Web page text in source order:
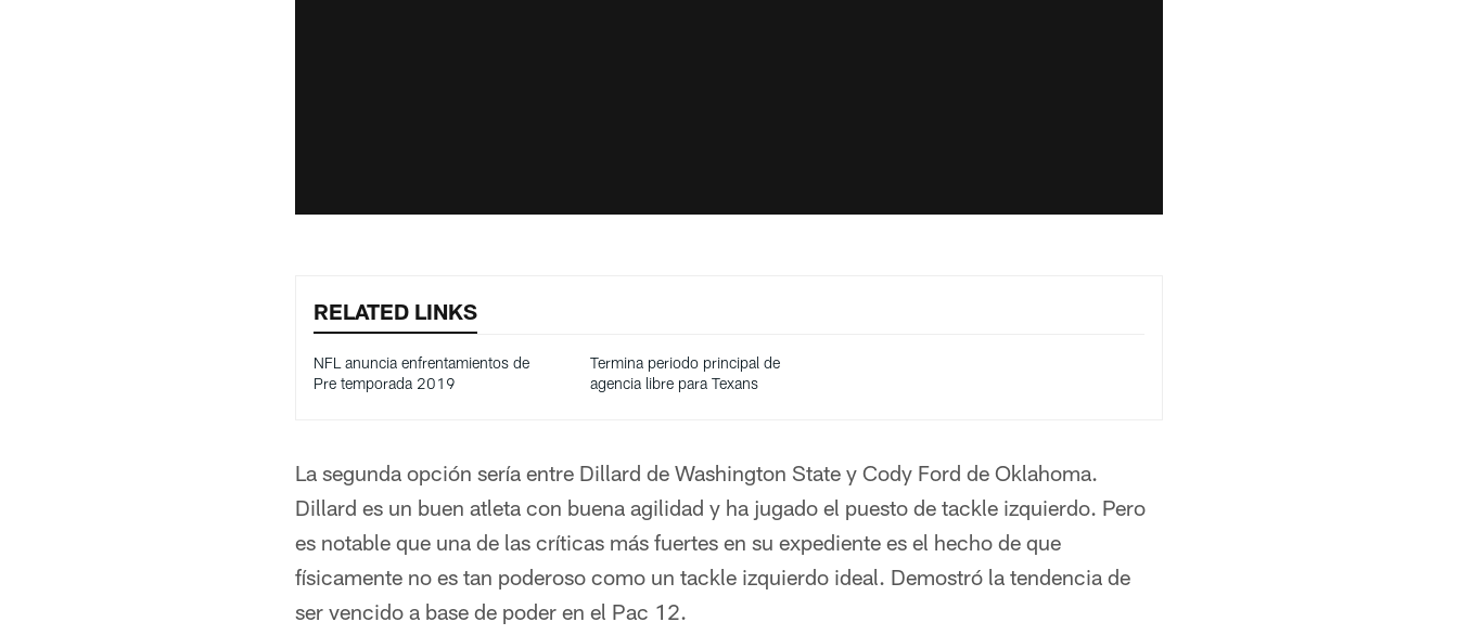
RELATED LINKS
NFL anuncia enfrentamientos de
Pre temporada 2019
Termina periodo principal de
agencia libre para Texans
La segunda opción sería entre Dillard de Washington State y Cody Ford de Oklahoma.
Dillard es un buen atleta con buena agilidad y ha jugado el puesto de tackle izquierdo. Pero
es notable que una de las críticas más fuertes en su expediente es el hecho de que
físicamente no es tan poderoso como un tackle izquierdo ideal. Demostró la tendencia de
ser vencido a base de poder en el Pac 12.